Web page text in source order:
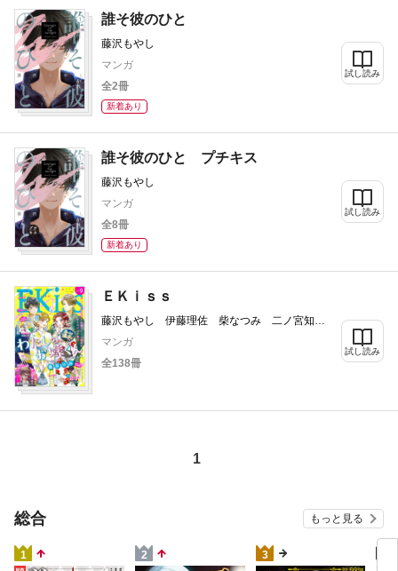
誰そ彼のひと
藤沢もやし
マンガ
全2冊
新着あり
試し読み
誰そ彼のひと プチキス
藤沢もやし
マンガ
全8冊
新着あり
試し読み
ＥＫｉｓｓ
藤沢もやし 伊藤理佐 柴なつみ 二ノ宮知
子 藤あさひ 井上霞 ばったん 有賀リエ
ト KUJIRA 和田こま 渡辺あゆ 磯谷友紀
マンガ
全138冊
試し読み
1
総合 もっと見る
1 2 3